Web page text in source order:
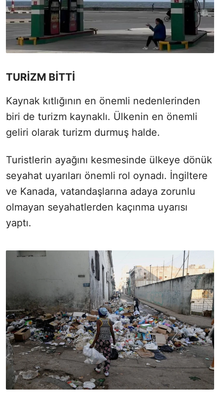
TURİZM BİTTİ
Kaynak kıtlığının en önemli nedenlerinden
biri de turizm kaynaklı. Ülkenin en önemli
geliri olarak turizm durmuş halde.
Turistlerin ayağını kesmesinde ülkeye dönük
seyahat uyarıları önemli rol oynadı. İngiltere
ve Kanada, vatandaşlarına adaya zorunlu
olmayan seyahatlerden kaçınma uyarısı
yaptı.